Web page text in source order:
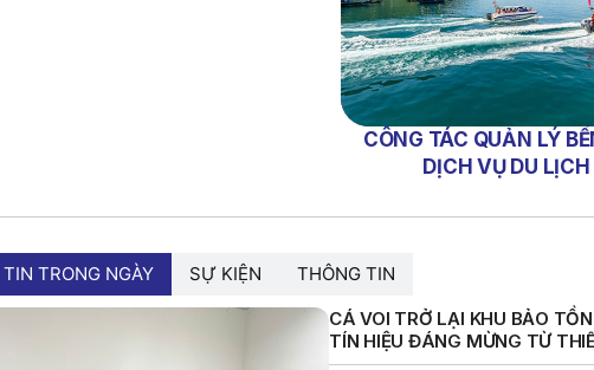
CÔNG TÁC QUẢN LÝ
DỊCH VỤ DU LỊCH
TIN TRONG NGÀY SỰ KIỆN THÔNG TIN
CÁ VOI TRỞ LẠI KHU BẢO
TÍN HIỆU ĐÁNG MỪNG TỪ